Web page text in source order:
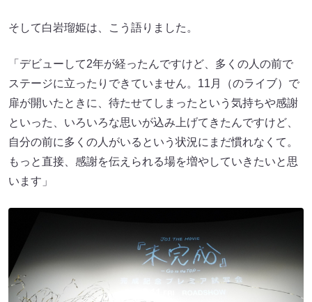
そして白岩瑠姫は、こう語りました。
「デビューして2年が経ったんですけど、多くの人の前で
ステージに立ったりできていません。11月（のライブ）で
扉が開いたときに、待たせてしまったという気持ちや感謝
といった、いろいろな思いが込み上げてきたんですけど、
自分の前に多くの人がいるという状況にまだ慣れなくて。
もっと直接、感謝を伝えられる場を増やしていきたいと思
います」